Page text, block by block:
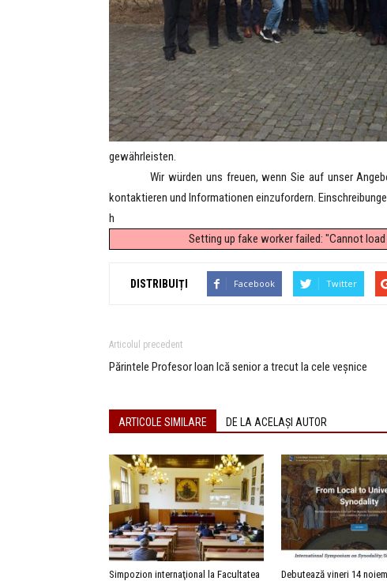
gewährleisten.
Wir würden uns freuen, wenn Sie auf unser Angebot
kontaktieren und Informationen einzufordern.
h
Setting up fake worker failed: "Cannot
DISTRIBUIȚI Facebook Twitter
Articolul precedent
Părintele Profesor Ioan Ică senior a trecut la cele veșnice
ARTICOLE SIMILARE DE LA ACELAȘI AUTOR
Simpozion internaţional la Facultatea Debutează vineri 14